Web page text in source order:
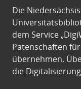
Die
dem Service
Patenschaften
übernehmen.
die